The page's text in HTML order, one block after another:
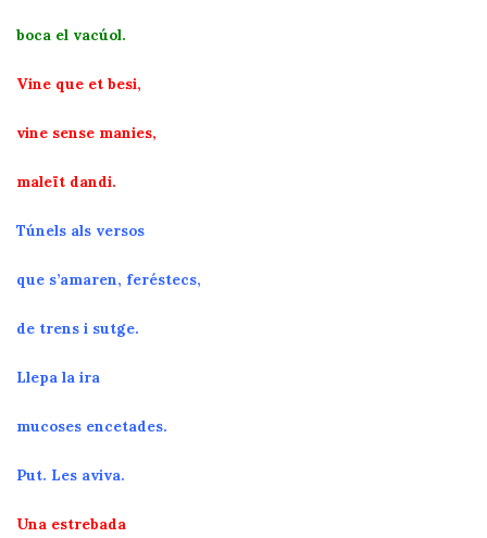
boca el vacúol.
Vine que et besi,
vine sense manies,
maleït dandi.
Túnels als versos
que s’amaren, feréstecs,
de trens i sutge.
Llepa la ira
mucoses encetades.
Put. Les aviva.
Una estrebada